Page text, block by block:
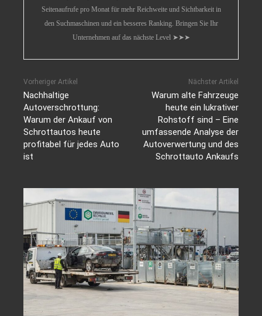
Seitenaufrufe pro Monat für mehr Reichweite und Sichtbarkeit in
den Suchmaschinen und ein besseres Ranking. Bringen Sie Ihr
Unternehmen auf das nächste Level ➤➤➤
Vorheriger Artikel
Nachhaltige
Autoverschrottung:
Warum der Ankauf von
Schrottautos heute
profitabel für jedes Auto
ist
Nächster Artikel
Warum alte Fahrzeuge
heute ein lukrativer
Rohstoff sind – Eine
umfassende Analyse der
Autoverwertung und des
Schrottauto Ankaufs